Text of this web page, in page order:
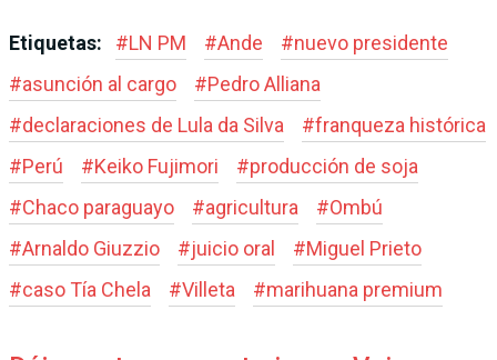
Etiquetas: #LN PM #Ande #nuevo presidente
#asunción al cargo #Pedro Alliana
#declaraciones de Lula da Silva #franqueza histórica
#Perú #Keiko Fujimori #producción de soja
#Chaco paraguayo #agricultura #Ombú
#Arnaldo Giuzzio #juicio oral #Miguel Prieto
#caso Tía Chela #Villeta #marihuana premium